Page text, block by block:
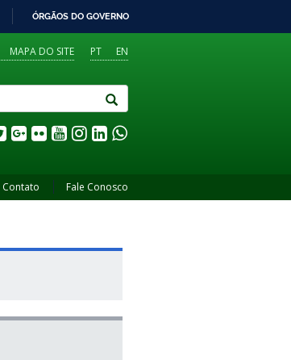
ÓRGÃOS DO GOVERNO
PT EN
MAPA DO SITE
Contato Fale Conosco